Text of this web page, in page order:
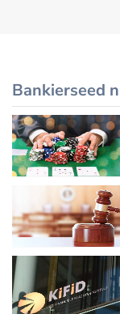
Bankierseed